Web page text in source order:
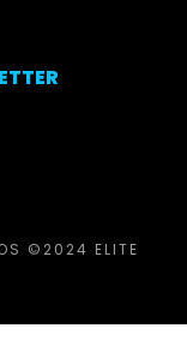
©2024 ELITE